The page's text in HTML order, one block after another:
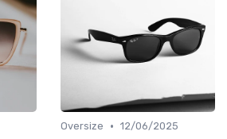
Oversize • 12/06/2025